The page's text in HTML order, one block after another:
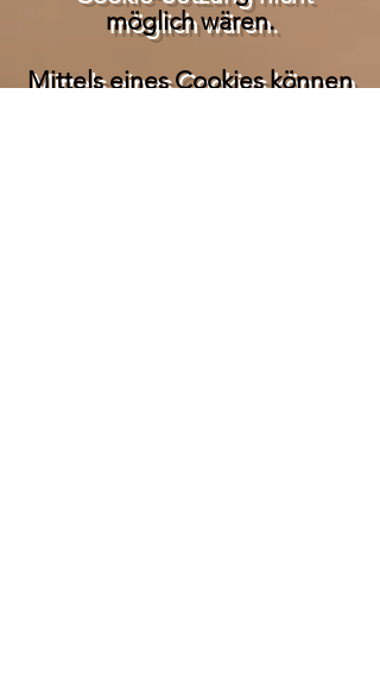
möglich wären.
Mittels eines Cookies können